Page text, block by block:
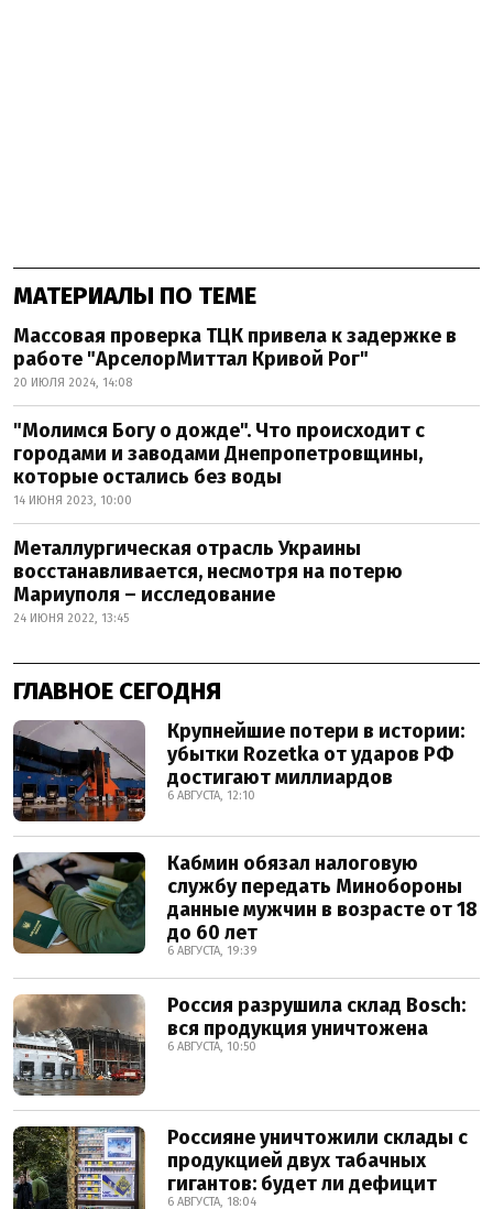
МАТЕРИАЛЫ ПО ТЕМЕ
Массовая проверка ТЦК привела к задержке в
работе "АрселорМиттал Кривой Рог"
20 ИЮЛЯ 2024, 14:08
"Молимся Богу о дожде". Что происходит с
городами и заводами Днепропетровщины,
которые остались без воды
14 ИЮНЯ 2023, 10:00
Металлургическая отрасль Украины
восстанавливается, несмотря на потерю
Мариуполя – исследование
24 ИЮНЯ 2022, 13:45
ГЛАВНОЕ СЕГОДНЯ
Крупнейшие потери в истории:
убытки Rozetka от ударов РФ
достигают миллиардов
6 АВГУСТА, 12:10
Кабмин обязал налоговую
службу передать Минобороны
данные мужчин в возрасте от 18
до 60 лет
6 АВГУСТА, 19:39
Россия разрушила склад Bosch:
вся продукция уничтожена
6 АВГУСТА, 10:50
Россияне уничтожили склады с
продукцией двух табачных
гигантов: будет ли дефицит
6 АВГУСТА, 18:04